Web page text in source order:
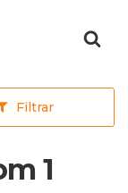
Filtrar
1